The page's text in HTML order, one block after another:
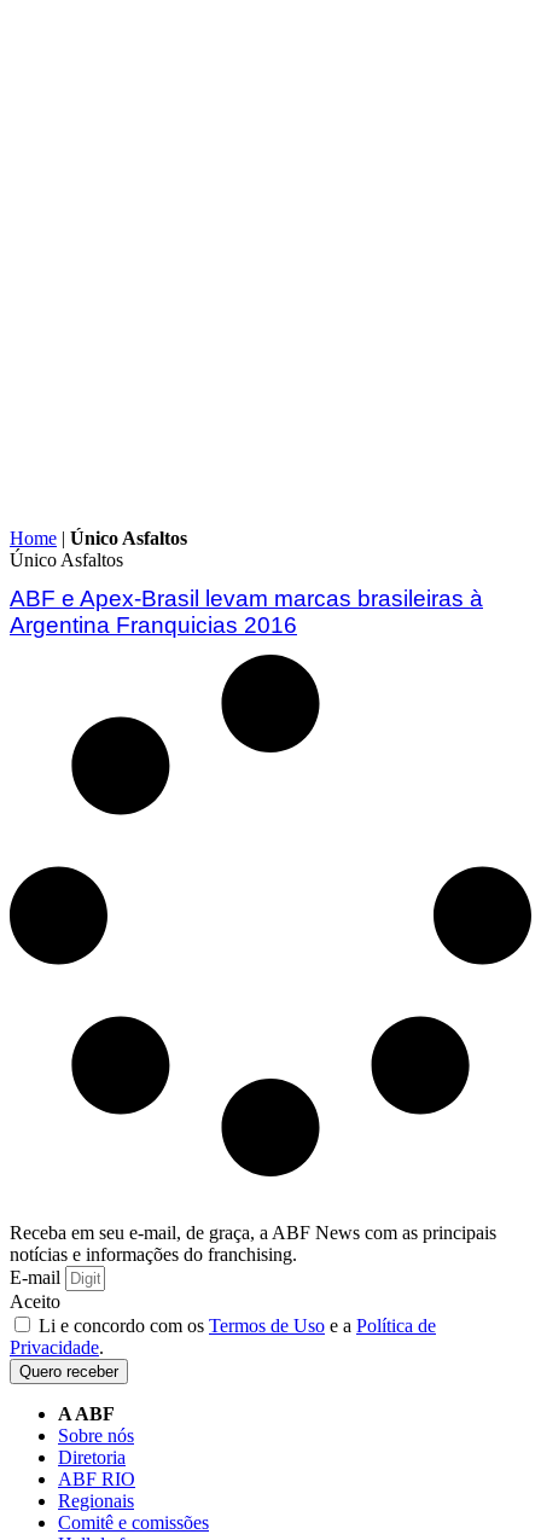
Home | Único Asfaltos
Único Asfaltos
ABF e Apex-Brasil levam marcas brasileiras à
Argentina Franquicias 2016
Receba em seu e-mail, de graça, a ABF News com as principais
notícias e informações do franchising.
E-mail
Aceito
Li e concordo com os Termos de Uso e a Política de
Privacidade.
Quero receber
A ABF
Sobre nós
Diretoria
ABF RIO
Regionais
Comitê e comissões